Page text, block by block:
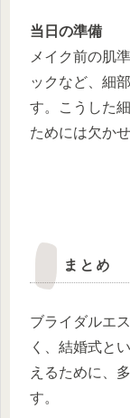
当日の準備
メイク前の肌
ックなど、細
す。こうした
ためには欠かせ
まとめ
ブライダルエ
く、結婚式と
えるために、
す。